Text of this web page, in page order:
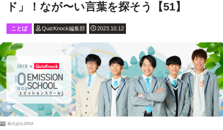
ド」！なが〜い言葉を探そう【51】
ことば QuizKnock編集部 2023.10.12
PR 株式会社JERA